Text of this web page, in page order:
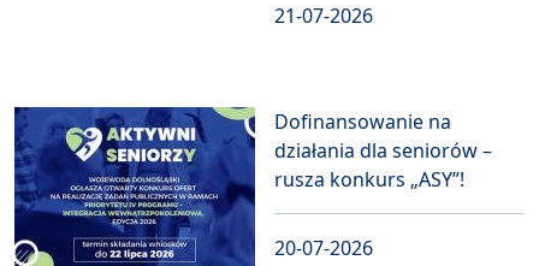
21-07-2026
Dofinansowanie na
działania dla seniorów –
rusza konkurs „ASY”!
20-07-2026